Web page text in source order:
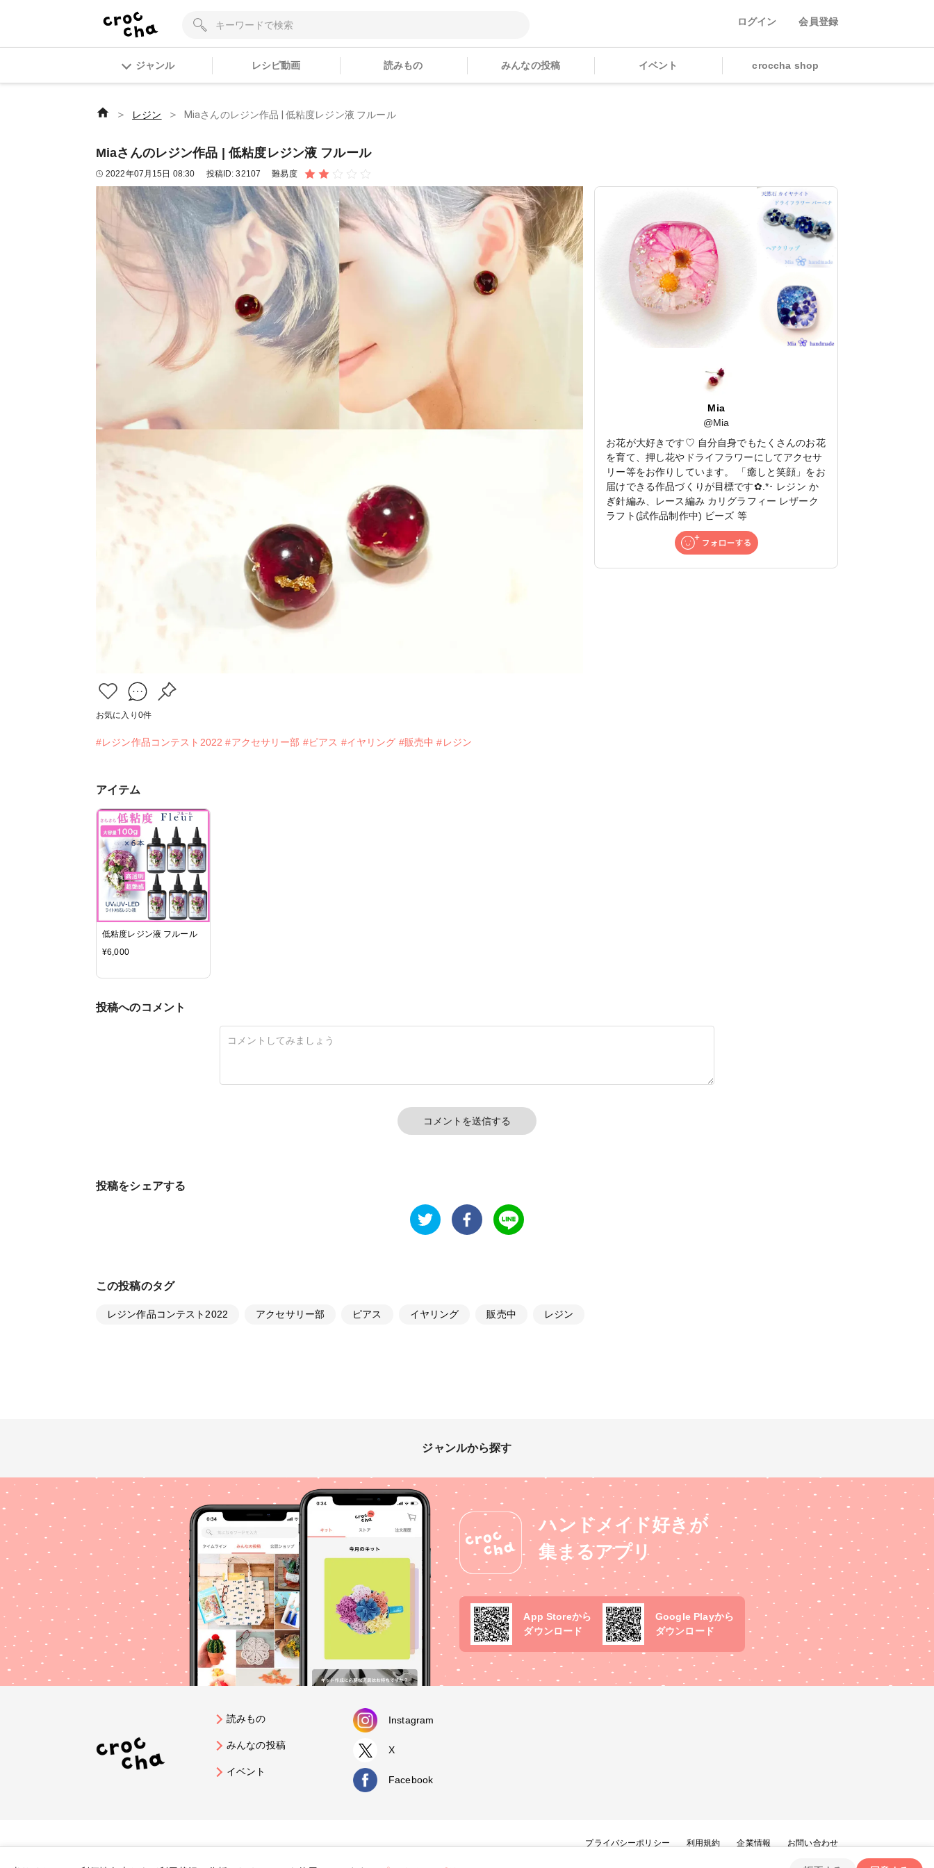
ログイン 会員登録
ジャンル レシピ動画 読みもの みんなの投稿 イベント croccha shop
＞ レジン ＞ Miaさんのレジン作品 | 低粘度レジン液 フルール
Miaさんのレジン作品 | 低粘度レジン液 フルール
2022年07月15日 08:30 投稿ID:32107 難易度
お気に入り 0件
#レジン作品コンテスト2022 #アクセサリー部 #ピアス #イヤリング #販売中 #レジン
Mia
@Mia
お花が大好きです♡ 自分自身でもたくさんのお花
を育て、押し花やドライフラワーにしてアクセサ
リー等をお作りしています。 「癒しと笑顔」をお
届けできる作品づくりが目標です✿.*･ レジン か
ぎ針編み、レース編み カリグラフィー レザーク
ラフト(試作品制作中) ビーズ 等
アイテム
低粘度レジン液 フルール
¥6,000
投稿へのコメント
コメントを送信する
投稿をシェアする
この投稿のタグ
レジン作品コンテスト2022 アクセサリー部 ピアス イヤリング 販売中 レジン
ジャンルから探す
ハンドメイド好きが
集まるアプリ
App Storeから
ダウンロード
Google Playから
ダウンロード
読みもの
みんなの投稿
イベント
Instagram
X
Facebook
プライバシーポリシー 利用規約 企業情報 お問い合わせ